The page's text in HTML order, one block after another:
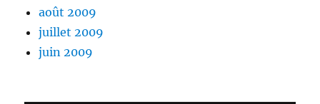
août 2009
juillet 2009
juin 2009